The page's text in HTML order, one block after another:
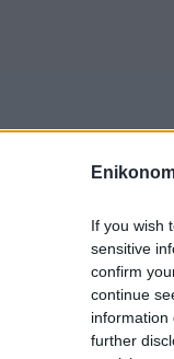
If you wish
sensitive
confirm
continue
information
further